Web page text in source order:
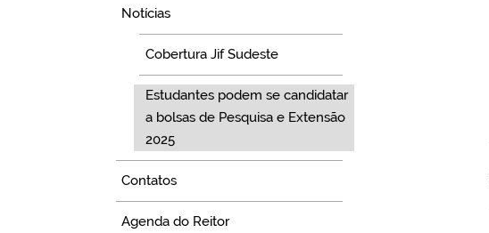
Notícias
Cobertura Jif Sudeste
Estudantes podem se candidatar
a bolsas de Pesquisa e Extensão
2025
Contatos
Agenda do Reitor